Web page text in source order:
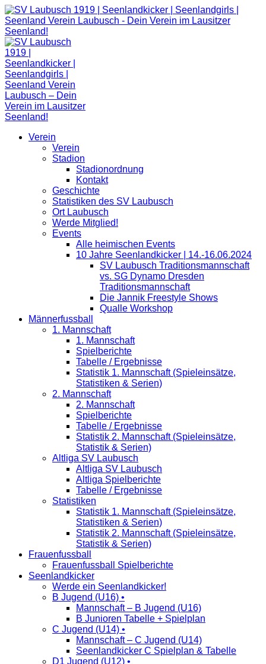
Zum
Inhalt
springen
Verein
Verein
Stadion
Stadionordnung
Kontakt
Geschichte
Statistiken des SV Laubusch
Ort Laubusch
Werde Mitglied!
Events
Alle heimischen Events
10 Jahre Seenlandkicker | 14.-16.06.2024
SV Laubusch Traditionsmannschaft
vs. SG Dynamo Dresden
Traditionsmannschaft
Die Jannik Freestyle Shows
Qualle Workshop
Männerfussball
1. Mannschaft
1. Mannschaft
Spielberichte
Tabelle / Ergebnisse
Statistik 1. Mannschaft (Spieleinsätze,
Statistiken & Serien)
2. Mannschaft
2. Mannschaft
Spielberichte
Tabelle / Ergebnisse
Statistik 2. Mannschaft (Spieleinsätze,
Statistik & Serien)
Altliga SV Laubusch
Altliga SV Laubusch
Altliga Spielberichte
Tabelle / Ergebnisse
Statistiken
Statistik 1. Mannschaft (Spieleinsätze,
Statistiken & Serien)
Statistik 2. Mannschaft (Spieleinsätze,
Statistik & Serien)
Frauenfussball
Frauenfussball Spielberichte
Seenlandkicker
Werde ein Seenlandkicker!
B Jugend (U16) •
Mannschaft – B Jugend (U16)
B Junioren Tabelle + Spielplan
C Jugend (U14) •
Mannschaft – C Jugend (U14)
Seenlandkicker C Spielplan & Tabelle
D1 Jugend (U12) •